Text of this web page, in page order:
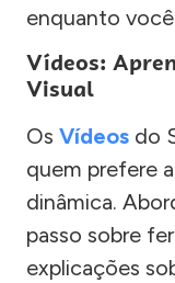
enquanto
Vídeos:
Visual
Os Vídeos do
quem prefere
dinâmica.
passo sobre
explicações